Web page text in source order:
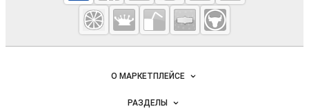
Meatinfo.ru —
мясо и
мясопродукты
Важные разделы и контакты
Навигация по сайтуО МАРКЕТПЛЕЙСЕ
Новости Meatinfo.ru
РАЗДЕЛЫ